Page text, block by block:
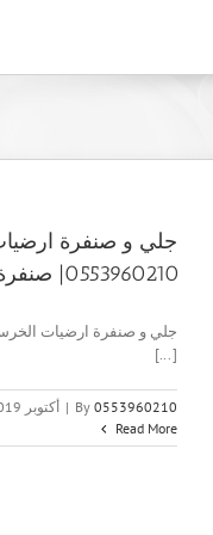
جلي و صنفرة
0553960210| صنفرة ارضيات
[...]
By 0553960210
| أكتوبر 21st, 2019
Read More